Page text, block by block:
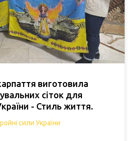
виготовила
сіток для
- Стиль життя.
сили України